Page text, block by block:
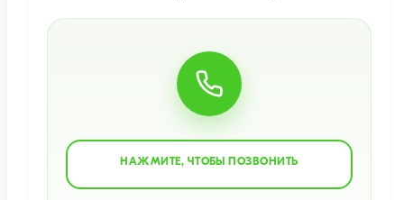
НАЖМИТЕ, ЧТОБЫ ПОЗВОНИТЬ